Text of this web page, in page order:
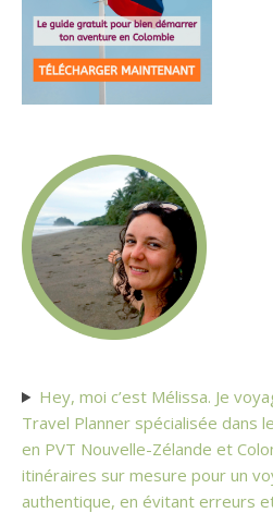
Hey, moi c’est Mélissa. Je
Travel Planner spécialisée dans
en PVT Nouvelle-Zélande et
itinéraires sur mesure pour un
authentique, en évitant erreurs